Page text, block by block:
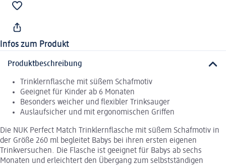
Infos zum Produkt
Produktbeschreibung
Trinklernflasche mit süßem Schafmotiv
Geeignet für Kinder ab 6 Monaten
Besonders weicher und flexibler Trinksauger
Auslaufsicher und mit ergonomischen Griffen
Die NUK Perfect Match Trinklernflasche mit süßem Schafmotiv in
der Größe 260 ml begleitet Babys bei ihren ersten eigenen
Trinkversuchen. Die Flasche ist geeignet für Babys ab sechs
Monaten und erleichtert den Übergang zum selbstständigen